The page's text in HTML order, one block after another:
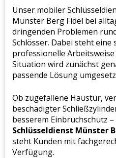
Unser mobiler
Münster Berg Fidel bei
dringenden Problemen
Schlösser. Dabei steht
professionelle
Situation wird zunächst
passende Lösung
Ob zugefallene Haustür,
beschädigter
besserem Einbruchschutz
Schlüsseldienst Münster
steht Kunden mit
Verfügung.